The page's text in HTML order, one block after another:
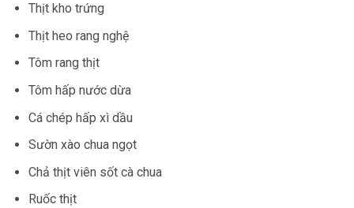
Thịt kho trứng
Thịt heo rang nghệ
Tôm rang thịt
Tôm hấp nước dừa
Cá chép hấp xì dầu
Sườn xào chua ngọt
Chả thịt viên sốt cà chua
Ruốc thịt